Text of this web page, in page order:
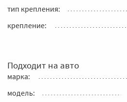
тип крепления:
крепление:
Подходит на авто
марка:
модель: